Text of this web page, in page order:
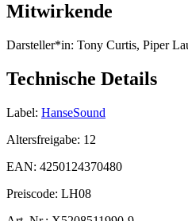
Mitwirkende
Darsteller*in: Tony Curtis, Piper
Technische Details
Label: HanseSound
Altersfreigabe: 12
EAN: 4250124370480
Preiscode: LH08